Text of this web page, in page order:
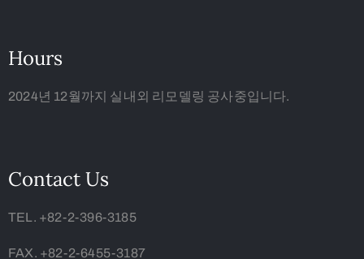
Hours
2024년 12월까지 실내외 리모델링 공사중입니다.
Contact Us
TEL. +82-2-396-3185
FAX. +82-2-6455-3187